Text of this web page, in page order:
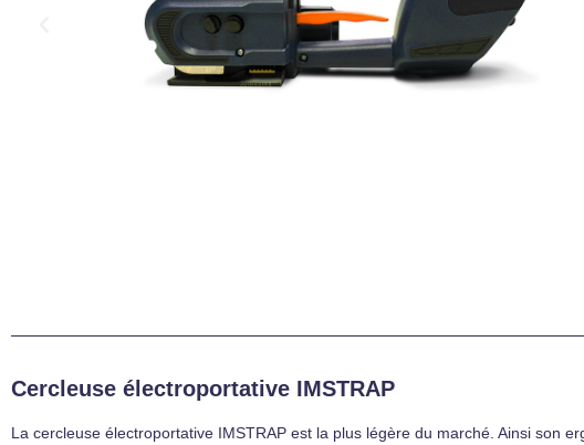
Cercleuse électroportative IMSTRAP
La cercleuse électroportative IMSTRAP est la plus légère du marché. Ainsi son